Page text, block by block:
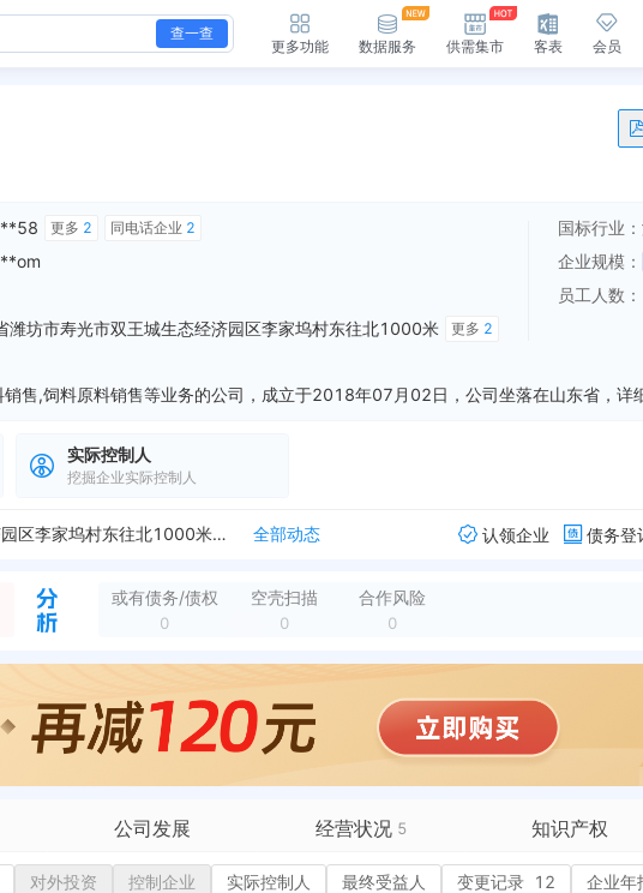
查一查
更多功能 数据服务 供需集市 客表 会员
更多 2 同电话企业 2
潍坊市寿光市双王城生态经济园区李家坞村东往北1000米
更多 2
国标行业：
企业规模 ：
员工人数 ：
实际控制人
挖掘企业实际控制人
企业地址变更，新增年报地址：山东省潍坊市寿光市双王城生态经济园区李家坞村东往北1000米路东
全部动态
全部动态
潍坊立兴农业发展有限公司
经营范围变更，变更前：一般项目：新能源汽车整车销售；汽车新车销售；金属材料销售；机动车修理和维护；汽车租赁；汽车零配件批发；汽车零配件零售。（除依法须经批...
全部动态
日期：2023-03-14
经营范围变更，变更前：销售：新能源汽车、汽车、钢材、化工产品（不含危险化学品和易制毒化学品）；汽车修理与维护；汽车租赁；制造、销售：汽车零部件及配件（依法...
全部动态
新增中标，寿光市双王城生态经济园区李家坞村股份经济合作社自来水水表更换、改造项目成交结果公告 中标金额：390018元 招采单位：寿光市双王城生态经济园区...
全部动态
认领企业 债务登
或有债务/债权
0
空壳扫描
0
合作风险
0
公司发展 经营状况 5 知识产权
融资历史
招投标
1
商标信息
对外投资 控制企业 实际控制人 最终受益人 变更记录 12 企业年